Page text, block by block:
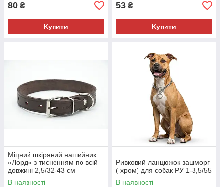
80 ₴
Купити
53 ₴
Купити
Міцний шкіряний нашийник
«Лорд» з тисненням по всій
довжині 2,5/32-43 см
коричневий
В наявності
Ривковий ланцюжок зашморг
( хром) для собак РУ 1-3,5/55
В наявності